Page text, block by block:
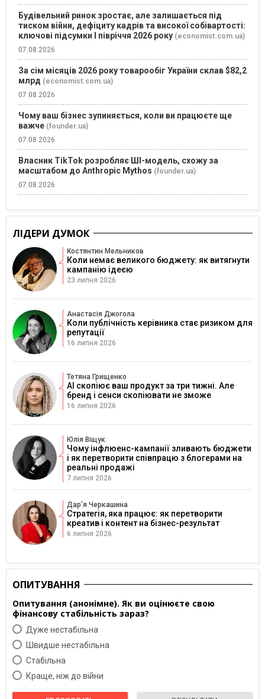
Будівельний ринок зростає, але залишається під
тиском війни, дефіциту кадрів та високої собівартості:
ключові підсумки І півріччя 2026 року (economist.com.ua)
07.08.2026
За сім місяців 2026 року товарообіг України склав $82,2
млрд (economist.com.ua)
07.08.2026
Чому ваш бізнес зупиняється, коли ви працюєте ще
важче (founder.ua)
07.08.2026
Власник TikTok розробляє ШІ-модель, схожу за
масштабом до Anthropic Mythos (founder.ua)
07.08.2026
ЛІДЕРИ ДУМОК
Костянтин Мельников
Коли немає великого бюджету: як витягнути
кампанію ідеєю
23 липня 2026
Анастасія Джогола
Коли публічність керівника стає ризиком для
репутації
16 липня 2026
Тетяна Грищенко
AI скопіює ваш продукт за три тижні. Але
бренд і сенси скопіювати не зможе
16 липня 2026
Юлія Віщук
Чому інфлюенс-кампанії зливають бюджети
і як перетворити співпрацю з блогерами на
реальні продажі
7 липня 2026
Дарʼя Черкашина
Стратегія, яка працює: як перетворити
креатив і контент на бізнес-результат
6 липня 2026
ОПИТУВАННЯ
Опитування (анонімне). Як ви оцінюєте свою
фінансову стабільність зараз?
Дуже нестабільна
Швидше нестабільна
Cтабільна
Краще, ніж до війни